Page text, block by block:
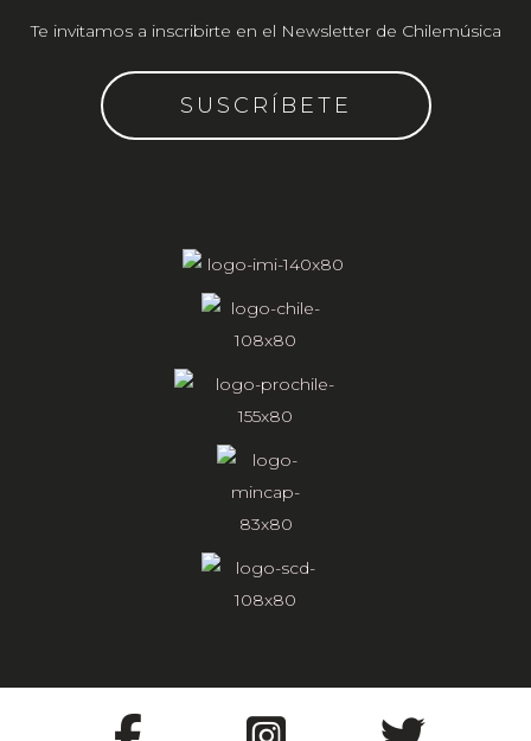
Te invitamos a inscribirte en el Newsletter de Chilemúsica
SUSCRÍBETE